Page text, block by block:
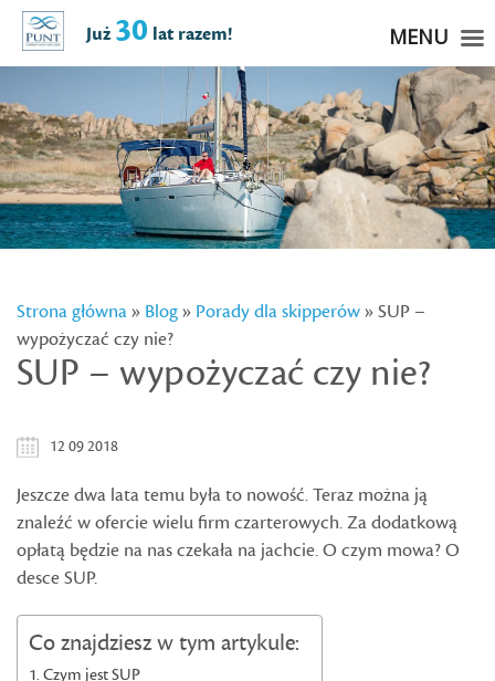
Strona główna» Blog» Porady dla skipperów» SUP –
wypożyczać czy nie?
SUP – wypożyczać czy nie?
12 09 2018
Jeszcze dwa lata temu była to nowość. Teraz można ją
znaleźć w ofercie wielu firm czarterowych. Za dodatkową
opłatą będzie na nas czekała na jachcie. O czym mowa? O
desce SUP.
Co znajdziesz w tym artykule:
Czym jest SUP
Już30 lat razem! MENU